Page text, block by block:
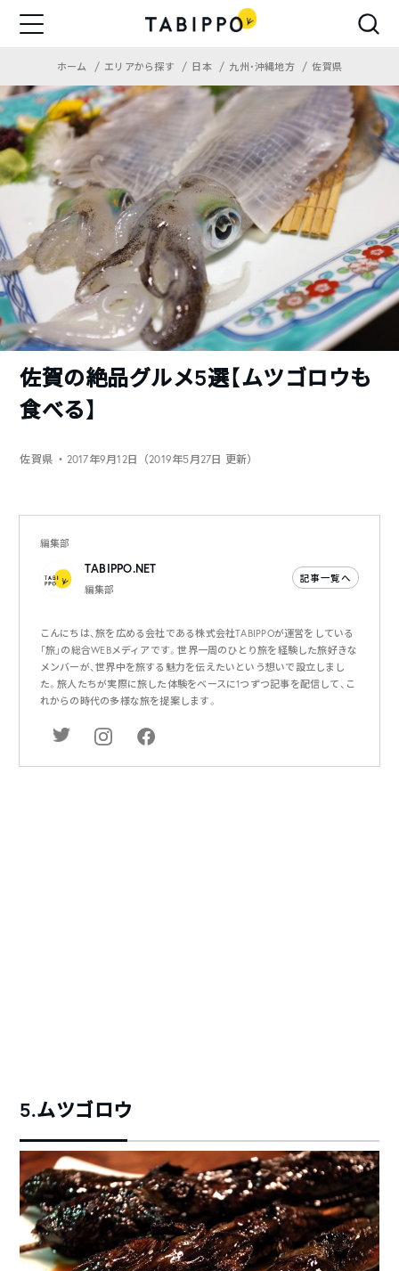
ホーム エリアから探す 日本 九州・沖縄地方 佐賀県
佐賀の絶品グルメ5選【ムツゴロウも
食べる】
佐賀県 ・2017年9月12日（2019年5月27日 更新）
編集部
TABIPPO.NET
編集部
記事一覧へ
こんにちは、旅を広める会社である株式会社TABIPPOが運営をしている
「旅」の総合WEBメディアです。世界一周のひとり旅を経験した旅好きな
メンバーが、世界中を旅する魅力を伝えたいという想いで設立しまし
た。旅人たちが実際に旅した体験をベースに1つずつ記事を配信して、こ
れからの時代の多様な旅を提案します。
5.ムツゴロウ